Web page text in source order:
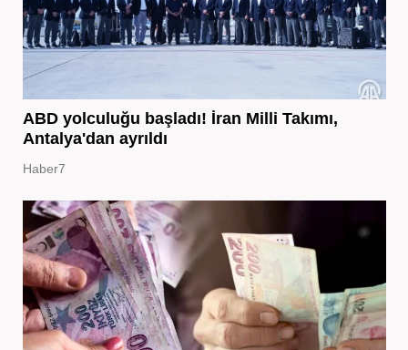
ABD yolculuğu başladı! İran Milli Takımı,
Antalya'dan ayrıldı
Haber7